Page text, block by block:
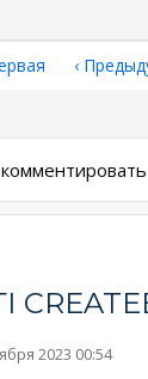
←
‹
2023 00:54